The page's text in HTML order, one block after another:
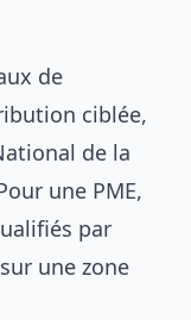
de
ciblée,
de la
une PME,
par
une zone